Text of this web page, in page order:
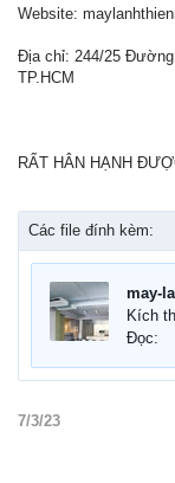
Website:
Địa chỉ: 244/25 Đường
TP.HCM
RẤT HÂN HẠNH
Các file đính kèm:
Kích
Đọc:
7/3/23